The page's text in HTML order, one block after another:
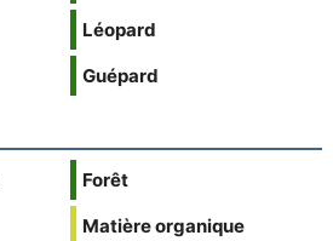
Léopard
Guépard
Forêt
Matière organique